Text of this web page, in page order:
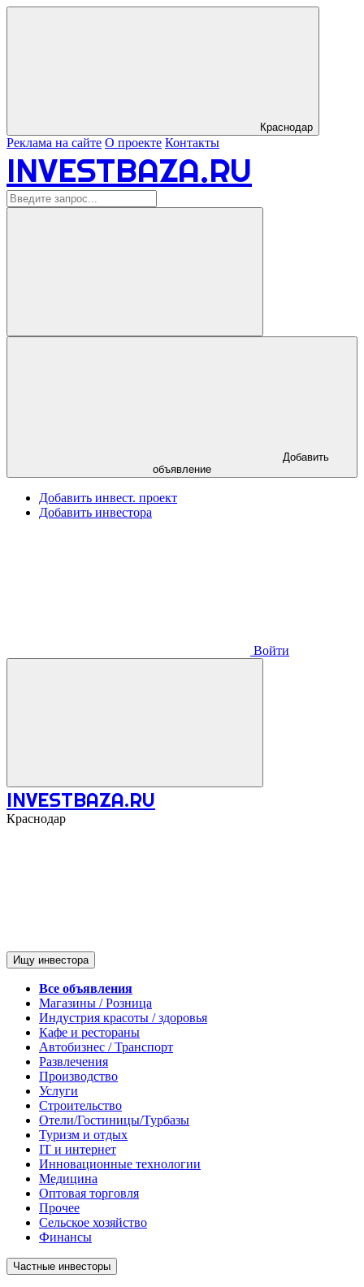
Краснодар
Реклама на сайте О проекте Контакты
INVESTBAZA.RU
объявление
Добавить инвест. проект
Добавить инвестора
Войти
INVESTBAZA.RU
Краснодар
Ищу инвестора
Все объявления
Магазины / Розница
Индустрия красоты / здоровья
Кафе и рестораны
Автобизнес / Транспорт
Развлечения
Производство
Услуги
Строительство
Отели/Гостиницы/Турбазы
Туризм и отдых
IT и интернет
Инновационные технологии
Медицина
Оптовая торговля
Прочее
Сельское хозяйство
Финансы
Частные инвесторы